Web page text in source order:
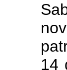
14